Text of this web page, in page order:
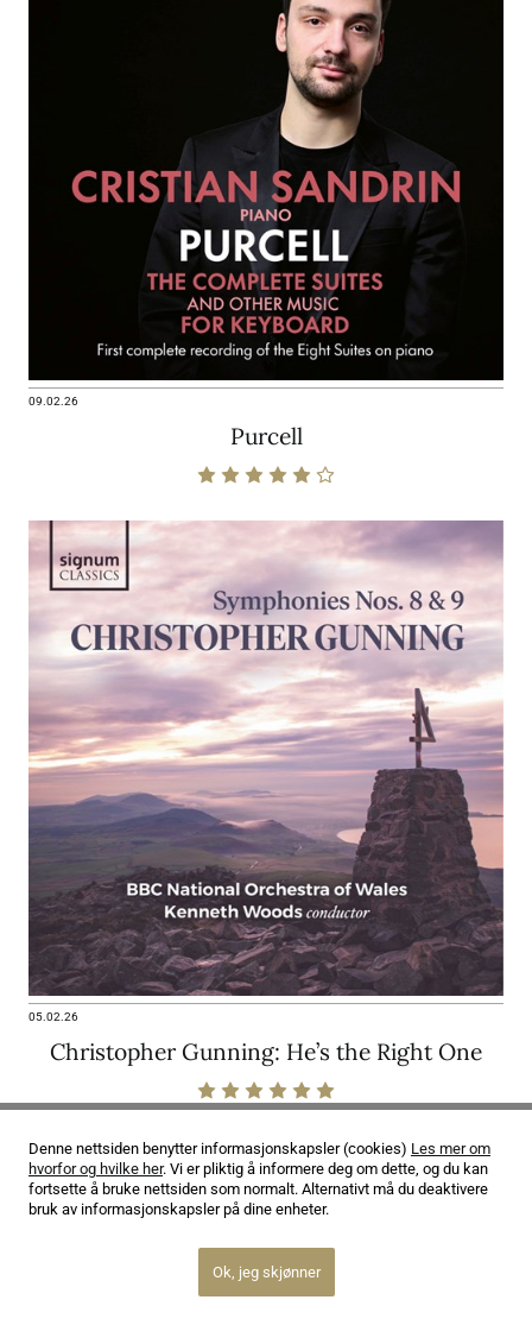
09.02.26
Purcell
05.02.26
Christopher Gunning: He’s the Right One
Denne nettsiden benytter informasjonskapsler (cookies) Les mer om
hvorfor og hvilke her. Vi er pliktig å informere deg om dette, og du kan
fortsette å bruke nettsiden som normalt. Alternativt må du deaktivere
bruk av informasjonskapsler på dine enheter.
Ok, jeg skjønner